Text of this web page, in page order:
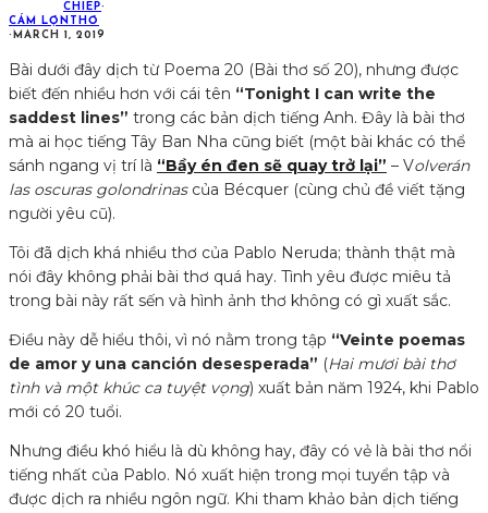
CHIEP·
CÁM LỢN THƠ
·MARCH 1, 2019
Bài dưới đây dịch từ Poema 20 (Bài thơ số 20), nhưng được
biết đến nhiều hơn với cái tên “Tonight I can write the
saddest lines” trong các bản dịch tiếng Anh. Đây là bài thơ
mà ai học tiếng Tây Ban Nha cũng biết (một bài khác có thể
sánh ngang vị trí là “Bầy én đen sẽ quay trở lại” – Volverán
las oscuras golondrinascủa Bécquer (cùng chủ đề viết tặng
người yêu cũ).
Tôi đã dịch khá nhiều thơ của Pablo Neruda; thành thật mà
nói đây không phải bài thơ quá hay. Tình yêu được miêu tả
trong bài này rất sến và hình ảnh thơ không có gì xuất sắc.
Điều này dễ hiểu thôi, vì nó nằm trong tập “Veinte poemas
de amor y una canción desesperada” (Hai mươi bài thơ
tình và một khúc ca tuyệt vọng) xuất bản năm 1924, khi Pablo
mới có 20 tuổi.
Nhưng điều khó hiểu là dù không hay, đây có vẻ là bài thơ nổi
tiếng nhất của Pablo. Nó xuất hiện trong mọi tuyển tập và
được dịch ra nhiều ngôn ngữ. Khi tham khảo bản dịch tiếng